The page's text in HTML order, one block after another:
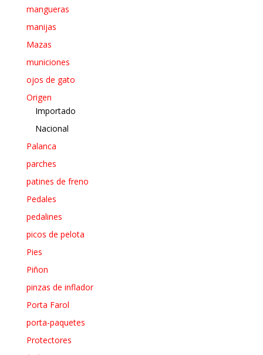
mangueras
manijas
Mazas
municiones
ojos de gato
Origen
Importado
Nacional
Palanca
parches
patines de freno
Pedales
pedalines
picos de pelota
Pies
Piñon
pinzas de inflador
Porta Farol
porta-paquetes
Protectores